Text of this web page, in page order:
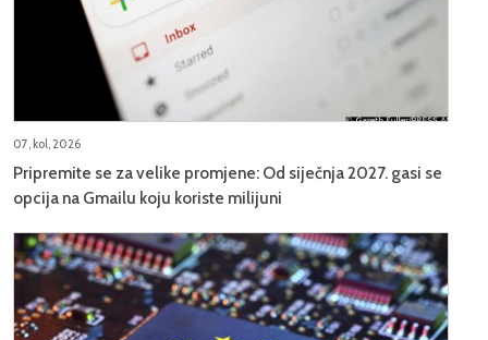
07, kol, 2026
Pripremite se za velike promjene: Od siječnja 2027. gasi se
opcija na Gmailu koju koriste milijuni